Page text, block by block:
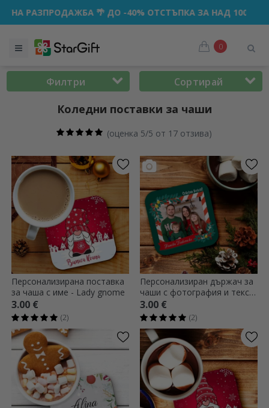
🌴 ДО -40% ОТСТЪПКА ЗА НАД 100 ПЕРСОНАЛИЗИРАНИ
0
Филтри Сортирай
Коледни поставки за чаши
(оценка 5/5 от 17 отзива)
Персонализирана поставка
за чаша с име - Lady gnome
3.00 €
(2)
Персонализиран държач за
чаши с фотография и текст
- Весела Коледа!
3.00 €
(2)